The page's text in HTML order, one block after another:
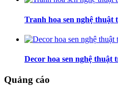
Tranh hoa sen nghệ thuật
Decor hoa sen nghệ thuật
Quảng cáo